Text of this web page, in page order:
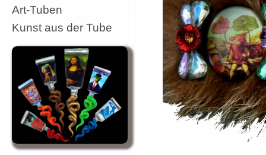
Art-Tuben
Kunst aus der Tube